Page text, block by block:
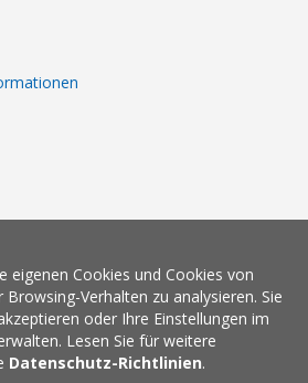
eigenen Cookies und Cookies von
Verhalten zu analysieren. Sie
oder Ihre Einstellungen im
Lesen Sie für weitere
Datenschutz-Richtlinien.